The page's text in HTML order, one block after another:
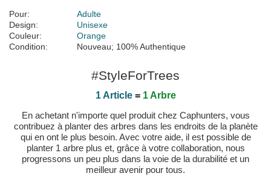
Pour:
Adulte
Design:
Unisexe
Couleur:
Orange
Condition:
Nouveau; 100% Authentique
#StyleForTrees
1 Article= 1 Arbre
En achetant n'importe quel produit chez Caphunters, vous
contribuez à planter des arbres dans les endroits de la planète
qui en ont le plus besoin. Avec votre aide, il est possible de
planter 1 arbre plus et, grâce à votre collaboration, nous
progressons un peu plus dans la voie de la durabilité et un
meilleur avenir pour tous.